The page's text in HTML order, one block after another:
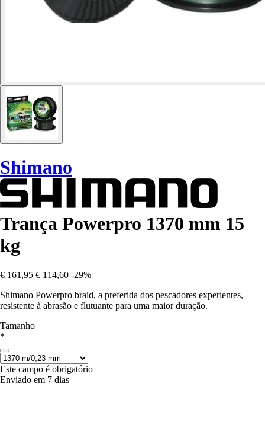
Shimano
Trança Powerpro 1370 mm 15
kg
€ 161,95 € 114,60 -29%
Shimano Powerpro braid, a preferida dos pescadores experientes,
resistente à abrasão e flutuante para uma maior duração.
Tamanho
*
Este campo é obrigatório
Enviado em 7 dias